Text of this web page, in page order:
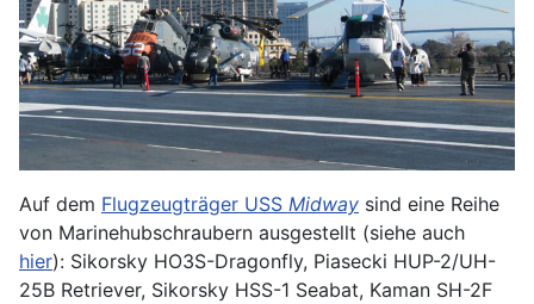
Auf dem Flugzeugträger USS Midway sind eine Reihe
von Marinehubschraubern ausgestellt (siehe auch
hier): Sikorsky HO3S-Dragonfly, Piasecki HUP-2/UH-
25B Retriever, Sikorsky HSS-1 Seabat, Kaman SH-2F